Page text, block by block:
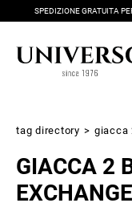
SPEDIZIONE GRATUITA
tag directory > giacca
GIACCA 2